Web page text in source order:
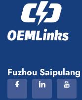
Fuzhou